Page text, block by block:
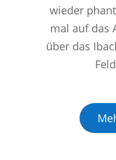
wieder
mal auf das
über das